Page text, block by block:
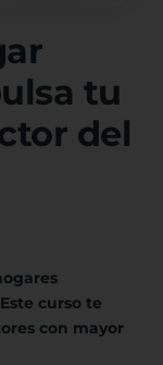
tu
del
curso te
con mayor